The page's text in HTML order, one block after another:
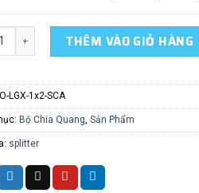
sợi quang loại 1x2 LGX 1*2 Đầu nối
THÊM VÀO GIỎ HÀNG
LGX-1x2-SCA
Bộ Chia Quang, Sản Phẩm
splitter